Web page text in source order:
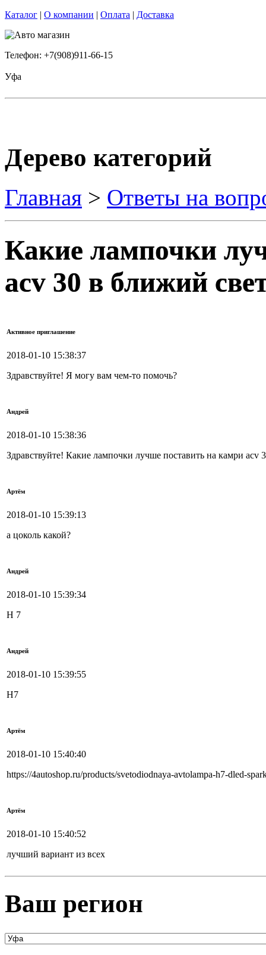
Каталог | О компании | Оплата | Доставка
Телефон: +7(908)911-66-15
Уфа
Дерево категорий
Главная > Ответы на
Какие лампочки
acv 30 в ближий
Активное приглашение
2018-01-10 15:38:37
Здравствуйте! Я могу вам чем-то помочь?
Андрей
2018-01-10 15:38:36
Здравствуйте! Какие лампочки лучше поставить на камри acv
Артём
2018-01-10 15:39:13
а цоколь какой?
Андрей
2018-01-10 15:39:34
H 7
Андрей
2018-01-10 15:39:55
H7
Артём
2018-01-10 15:40:40
https://4autoshop.ru/products/svetodiodnaya-avtolampa-h7-dled-
Артём
2018-01-10 15:40:52
лучший вариант из всех
Ваш регион